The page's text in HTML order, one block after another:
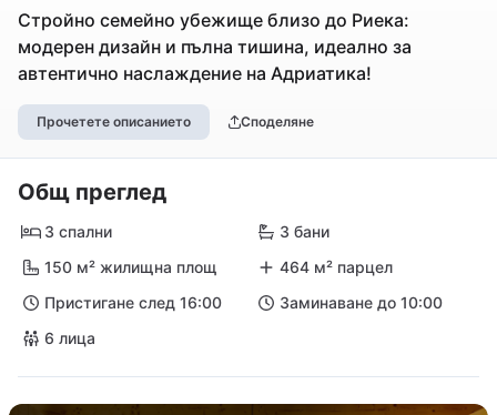
Стройно семейно убежище близо до Риека:
модерен дизайн и пълна тишина, идеално за
автентично наслаждение на Адриатика!
Прочетете описанието Споделяне
Общ преглед
3 спални
3 бани
150 м² жилищна площ
464 м² парцел
Пристигане след 16:00
Заминаване до 10:00
6 лица